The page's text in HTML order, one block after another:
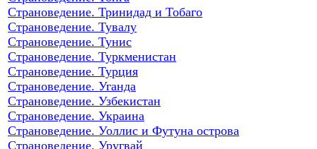
Страноведение. Тринидад и Тобаго
Страноведение. Тувалу
Страноведение. Тунис
Страноведение. Туркменистан
Страноведение. Турция
Страноведение. Уганда
Страноведение. Узбекистан
Страноведение. Украина
Страноведение. Уоллис и Футуна острова
Страноведение. Уругвай